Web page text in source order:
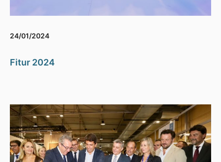
24/01/2024
Fitur 2024